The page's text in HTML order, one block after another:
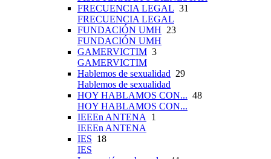
FRECUENCIA LEGAL 31
FRECUENCIA LEGAL
FUNDACIÓN UMH 23
FUNDACIÓN UMH
GAMERVICTIM 3
GAMERVICTIM
Hablemos de sexualidad 29
Hablemos de sexualidad
HOY HABLAMOS CON... 48
HOY HABLAMOS CON...
IEEEn ANTENA
1
IEEEn ANTENA
IES 18
IES